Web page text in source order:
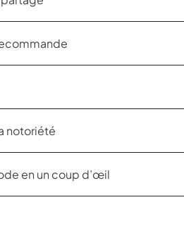
notoriété
en un coup d’œil